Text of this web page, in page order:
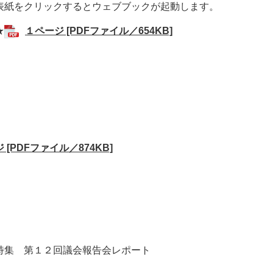
紙をクリックするとウェブブックが起動します。
１ページ [PDFファイル／654KB]
[PDFファイル／874KB]
集 第１２回議会報告会レポート